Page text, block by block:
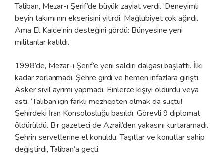
Taliban, Mezar-ı Şerif’de büyük zayiat verdi. ‘Deneyimli
beyin takımı’nın ekserisini yitirdi. Mağlubiyet çok ağırdı.
Ama El Kaide’nin desteğini gördü: Bünyesine yeni
militanlar katıldı.
1998’de, Mezar-ı Şerif’e yeni saldırı dalgası başlattı. İlki
kadar zorlanmadı. Şehre girdi ve hemen infazlara girişti.
Asker sivil ayrımı yapmadı. Binlerce kişiyi öldürdü veya
astı. ‘Taliban için farklı mezhepten olmak da suçtu!’
Şehirdeki İran Konsolosluğu basıldı. Görevli 9 diplomat
öldürüldü. Bir gazeteci de Azrail’den yakasını kurtaramadı.
Şehrin servetlerine el konuldu. Taşıtlar ve konutlar sahip
değiştirdi, Taliban’a geçti.